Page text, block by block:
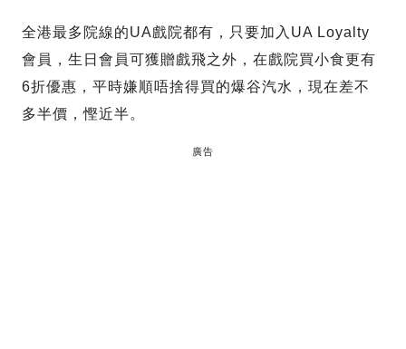
全港最多院線的UA戲院都有，只要加入UA Loyalty
會員，生日會員可獲贈戲飛之外，在戲院買小食更有
6折優惠，平時嫌順唔捨得買的爆谷汽水，現在差不
多半價，慳近半。
廣告